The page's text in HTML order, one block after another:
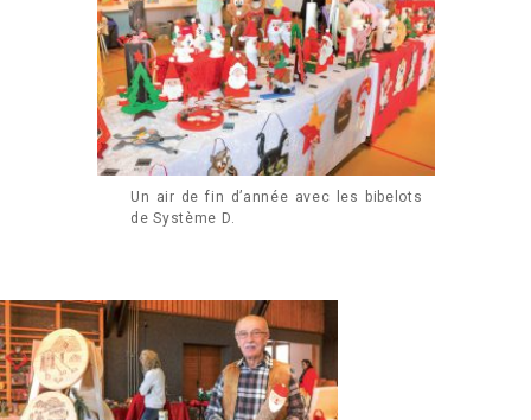
Un air de fin d’année avec les bibelots
de Système D.